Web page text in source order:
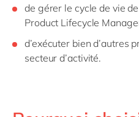
de gérer le cycle de vie
Product Lifecycle
d’exécuter bien d’autres
secteur d’activité.